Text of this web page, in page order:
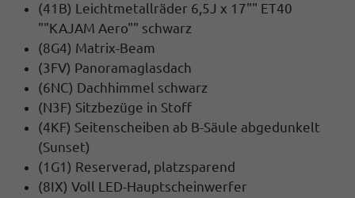
(41B) Leichtmetallräder 6,5J x 17"" ET40
""KAJAM Aero"" schwarz
(8G4) Matrix-Beam
(3FV) Panoramaglasdach
(6NC) Dachhimmel schwarz
(N3F) Sitzbezüge in Stoff
(4KF) Seitenscheiben ab B-Säule abgedunkelt
(Sunset)
(1G1) Reserverad, platzsparend
(8IX) Voll LED-Hauptscheinwerfer